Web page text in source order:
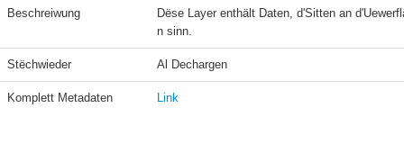
Beschreiwung
Dëse Layer enthält Daten, d'Sitten an
n sinn.
Stëchwieder Al Dechargen
Komplett Metadaten Link